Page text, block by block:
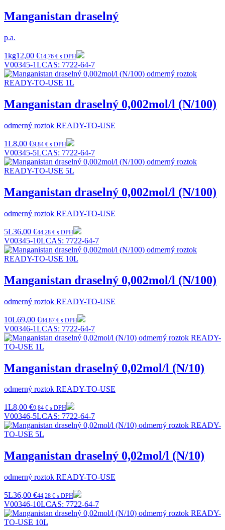
Manganistan draselný
p.a.
1kg12,00 €14,76 € s DPH
V00345-1LCAS: 7722-64-7
Manganistan draselný 0,002mol/l (N/100)
odmerný roztok READY-TO-USE
1L8,00 €9,84 € s DPH
V00345-5LCAS: 7722-64-7
Manganistan draselný 0,002mol/l (N/100)
odmerný roztok READY-TO-USE
5L36,00 €44,28 € s DPH
V00345-10LCAS: 7722-64-7
Manganistan draselný 0,002mol/l (N/100)
odmerný roztok READY-TO-USE
10L69,00 €84,87 € s DPH
V00346-1LCAS: 7722-64-7
Manganistan draselný 0,02mol/l (N/10)
odmerný roztok READY-TO-USE
1L8,00 €9,84 € s DPH
V00346-5LCAS: 7722-64-7
Manganistan draselný 0,02mol/l (N/10)
odmerný roztok READY-TO-USE
5L36,00 €44,28 € s DPH
V00346-10LCAS: 7722-64-7